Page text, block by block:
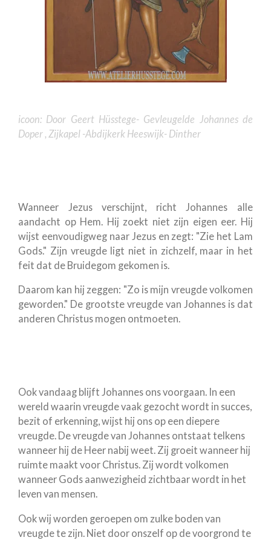
icoon: Door Geert Hüsstege- Gevleugelde Johannes de
Doper , Zijkapel -Abdijkerk Heeswijk- Dinther
Wanneer Jezus verschijnt, richt Johannes alle
aandacht op Hem. Hij zoekt niet zijn eigen eer. Hij
wijst eenvoudigweg naar Jezus en zegt: "Zie het Lam
Gods." Zijn vreugde ligt niet in zichzelf, maar in het
feit dat de Bruidegom gekomen is.
Daarom kan hij zeggen: "Zo is mijn vreugde volkomen
geworden." De grootste vreugde van Johannes is dat
anderen Christus mogen ontmoeten.
Ook vandaag blijft Johannes ons voorgaan. In een
wereld waarin vreugde vaak gezocht wordt in succes,
bezit of erkenning, wijst hij ons op een diepere
vreugde. De vreugde van Johannes ontstaat telkens
wanneer hij de Heer nabij weet. Zij groeit wanneer hij
ruimte maakt voor Christus. Zij wordt volkomen
wanneer Gods aanwezigheid zichtbaar wordt in het
leven van mensen.
Ook wij worden geroepen om zulke boden van
vreugde te zijn. Niet door onszelf op de voorgrond te